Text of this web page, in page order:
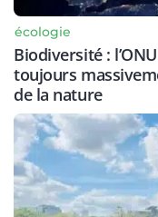
écologie
Biodiversité :
toujours
de la nature